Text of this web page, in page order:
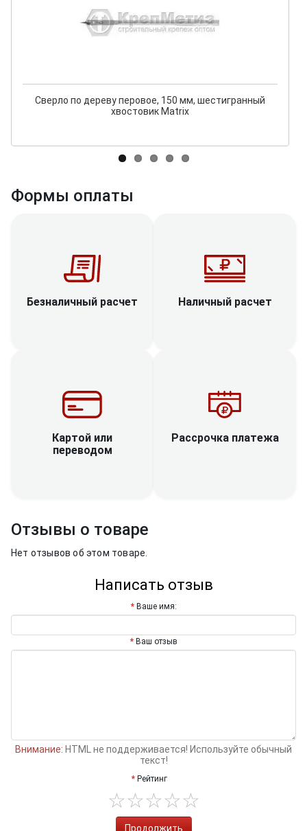
Сверло по дереву перовое, 150 мм, шестигранный
хвостовик Matrix
Формы оплаты
Безналичный расчет Наличный расчет
Картой или
переводом
Рассрочка платежа
Отзывы о товаре
Нет отзывов об этом товаре.
Написать отзыв
Ваше имя:
Ваш отзыв
Внимание: HTML не поддерживается! Используйте обычный
текст!
Рейтинг
Продолжить